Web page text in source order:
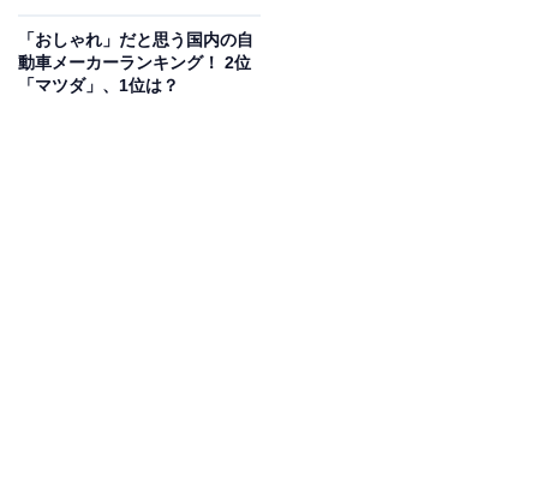
「おしゃれ」だと思う国内の自
動車メーカーランキング！ 2位
「マツダ」、1位は？